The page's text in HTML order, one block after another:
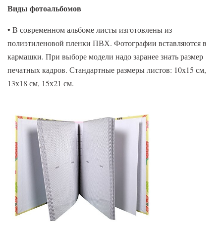
Виды фотоальбомов
• В современном альбоме листы изготовлены из
полиэтиленовой пленки ПВХ. Фотографии вставляются в
кармашки. При выборе модели надо заранее знать размер
печатных кадров. Стандартные размеры листов: 10х15 см,
13х18 см, 15х21 см.